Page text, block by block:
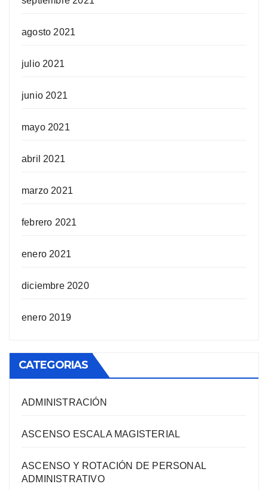
agosto 2021
julio 2021
junio 2021
mayo 2021
abril 2021
marzo 2021
febrero 2021
enero 2021
diciembre 2020
enero 2019
CATEGORIAS
ADMINISTRACIÓN
ASCENSO ESCALA MAGISTERIAL
ASCENSO Y ROTACIÓN DE PERSONAL
ADMINISTRATIVO